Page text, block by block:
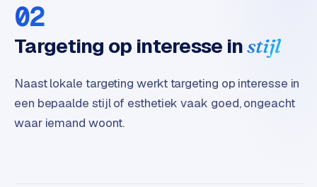
t
r
e
u
02
Targeting op interesse instijl
Naast lokale targeting werkt targeting op interesse in
een bepaalde stijl of esthetiek vaak goed, ongeacht
waar iemand woont.